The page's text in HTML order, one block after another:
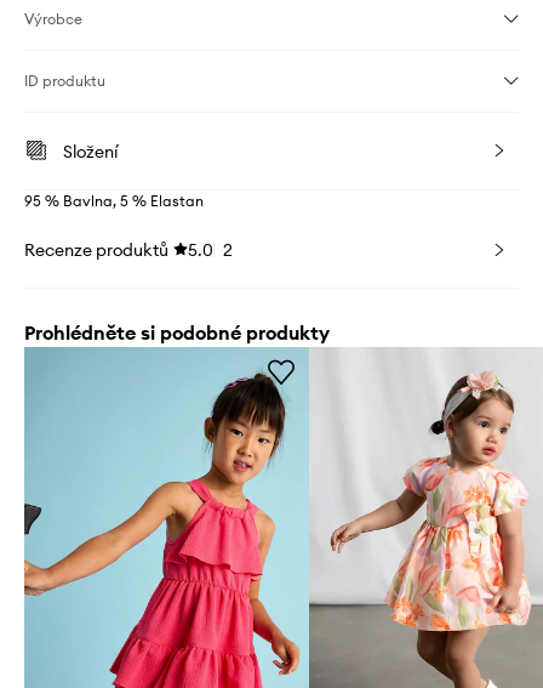
Výrobce
ID produktu
Složení
95 % Bavlna, 5 % Elastan
Recenze produktů 5.0 2
Prohlédněte si podobné produkty